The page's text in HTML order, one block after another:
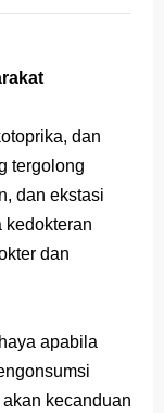
dan
tergolong
dan ekstasi
kedokteran
dan
apabila
kecanduan